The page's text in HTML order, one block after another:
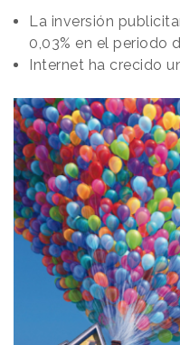
La inversión
0,03% en el periodo
Internet ha crecido